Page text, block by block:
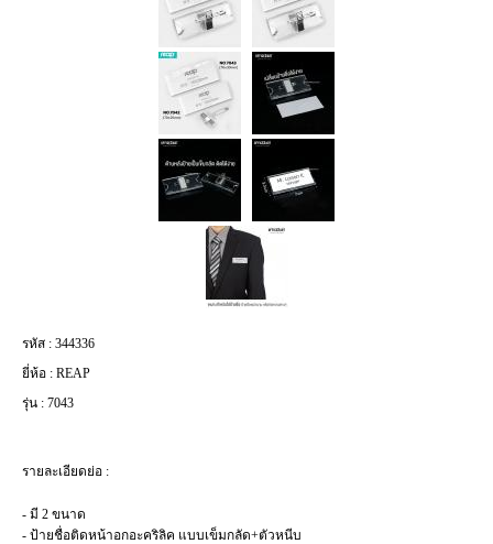
รหัส : 344336
ยี่ห้อ : REAP
รุ่น : 7043
รายละเอียดย่อ :
- มี 2 ขนาด
- ป้ายชื่อติดหน้าอกอะคริลิค แบบเข็มกลัด+ตัวหนีบ